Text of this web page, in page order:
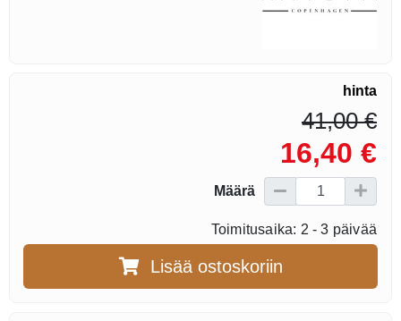
hinta
41,00 €
16,40 €
Määrä
Toimitusaika: 2 - 3 päivää
Lisää ostoskoriin